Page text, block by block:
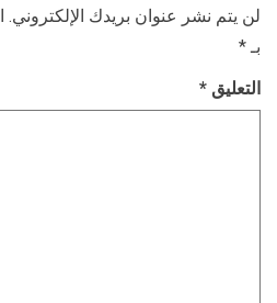
لن يتم نشر عنوان بريدك الإلكتروني.
بـ*
التعليق *